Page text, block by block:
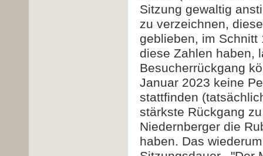
Sitzung gewaltig
zu verzeichnen,
geblieben, im Schnitt
diese Zahlen haben,
Besucherrückgang
Januar 2023 keine
stattfinden
stärkste Rückgang
Niedernberger die
haben. Das